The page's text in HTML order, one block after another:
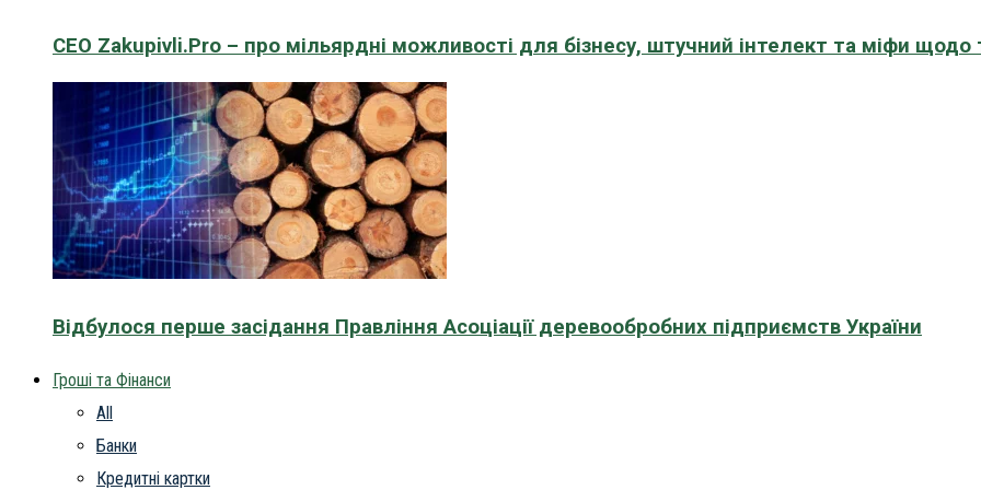
CEO Zakupivli.Pro – про мільярдні можливості для бізнесу, штучний інтелект та міфи щодо
Відбулося перше засідання Правління Асоціації деревообробних підприємств України
Гроші та Фінанси
All
Банки
Кредитні картки